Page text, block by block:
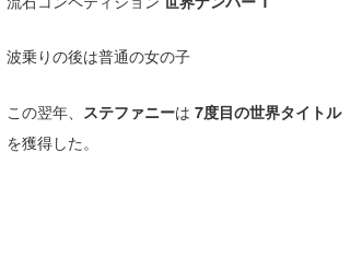
波乗りの後は普通の女の子
この翌年、 ステファニーは7度目の世界タイトル
を獲得した。